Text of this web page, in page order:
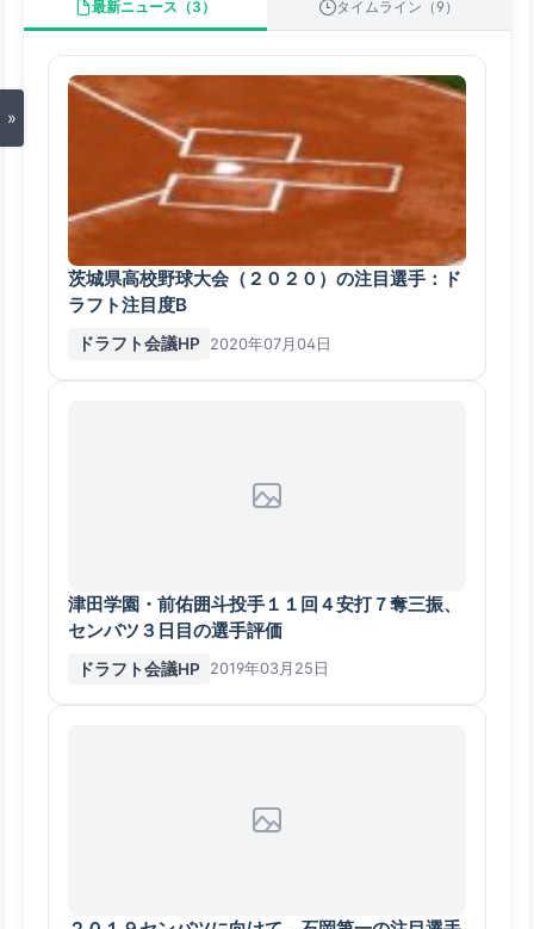
»
最新ニュース（3） タイムライン（9）
茨城県高校野球大会（２０２０）の注目選手：ド
ラフト注目度B
ドラフト会議HP 2020年07月04日
津田学園・前佑囲斗投手１１回４安打７奪三振、
センバツ３日目の選手評価
ドラフト会議HP 2019年03月25日